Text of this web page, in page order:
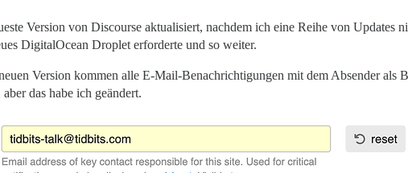
Version von Discourse aktualisiert, nachdem ich eine Reihe von Updates
DigitalOcean Droplet erforderte und so weiter.
Version kommen alle E-Mail-Benachrichtigungen mit dem Absender als
das habe ich geändert.